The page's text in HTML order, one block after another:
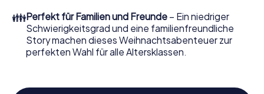
Teambuilding und eine stimmungsvolle
Weihnachtsthematik. Gönnen Sie Ihren Kollegen also
einen unvergesslichen Ausklang des Jahres und planen Sie
unser X-Mas Adventure als Programmpunkt Ihrer
👪Perfekt für Familien und Freunde – Ein niedriger
Schwierigkeitsgrad und eine familienfreundliche
Story machen dieses Weihnachtsabenteuer zur
perfekten Wahl für alle Altersklassen.